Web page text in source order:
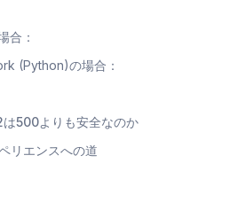
合：
(Python)の場合：
500よりも安全なのか
リエンスへの道